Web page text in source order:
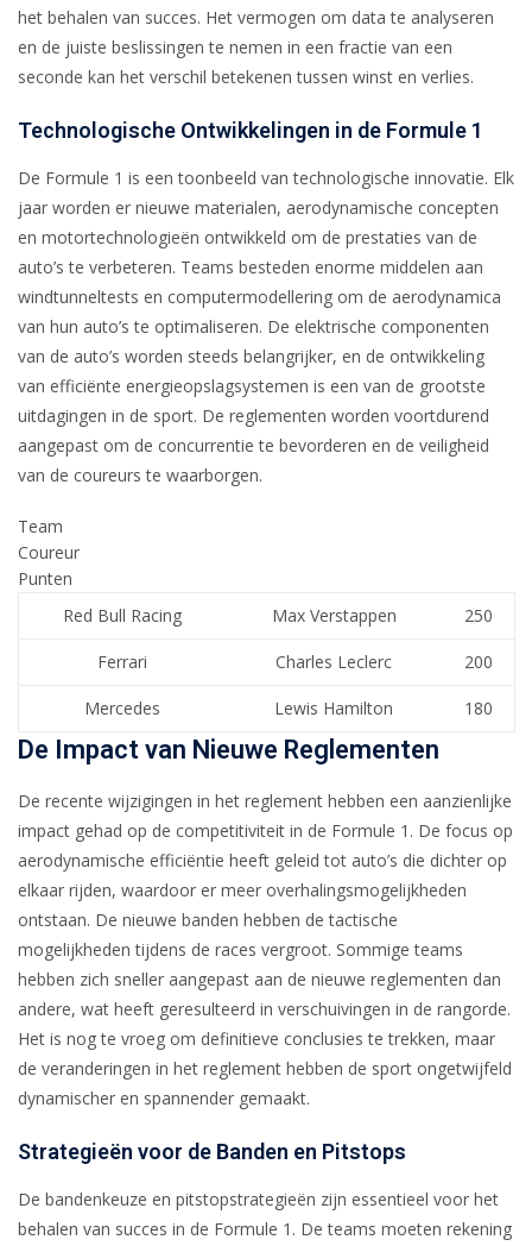
het behalen van succes. Het vermogen om data te analyseren
en de juiste beslissingen te nemen in een fractie van een
seconde kan het verschil betekenen tussen winst en verlies.
Technologische Ontwikkelingen in de Formule 1
De Formule 1 is een toonbeeld van technologische innovatie. Elk
jaar worden er nieuwe materialen, aerodynamische concepten
en motortechnologieën ontwikkeld om de prestaties van de
auto’s te verbeteren. Teams besteden enorme middelen aan
windtunneltests en computermodellering om de aerodynamica
van hun auto’s te optimaliseren. De elektrische componenten
van de auto’s worden steeds belangrijker, en de ontwikkeling
van efficiënte energieopslagsystemen is een van de grootste
uitdagingen in de sport. De reglementen worden voortdurend
aangepast om de concurrentie te bevorderen en de veiligheid
van de coureurs te waarborgen.
Team
Coureur
Punten
Red Bull Racing
Max Verstappen 250
Ferrari Charles Leclerc 200
Mercedes Lewis Hamilton 180
De Impact van Nieuwe Reglementen
De recente wijzigingen in het reglement hebben een aanzienlijke
impact gehad op de competitiviteit in de Formule 1. De focus op
aerodynamische efficiëntie heeft geleid tot auto’s die dichter op
elkaar rijden, waardoor er meer overhalingsmogelijkheden
ontstaan. De nieuwe banden hebben de tactische
mogelijkheden tijdens de races vergroot. Sommige teams
hebben zich sneller aangepast aan de nieuwe reglementen dan
andere, wat heeft geresulteerd in verschuivingen in de rangorde.
Het is nog te vroeg om definitieve conclusies te trekken, maar
de veranderingen in het reglement hebben de sport ongetwijfeld
dynamischer en spannender gemaakt.
Strategieën voor de Banden en Pitstops
De bandenkeuze en pitstopstrategieën zijn essentieel voor het
behalen van succes in de Formule 1. De teams moeten rekening